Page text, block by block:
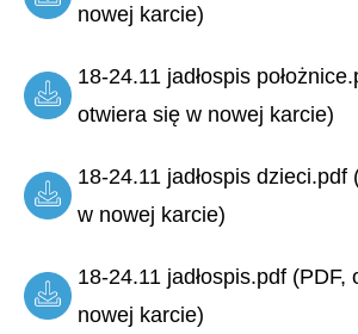
nowej karcie)
18-24.11 jadłospis
otwiera się w nowej karcie)
18-24.11 jadłospis dzieci.pdf
w nowej karcie)
18-24.11 jadłospis.pdf (PDF,
nowej karcie)